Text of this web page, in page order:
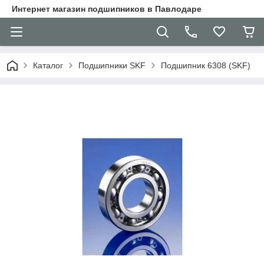
Интернет магазин подшипников в Павлодаре
Каталог Подшипники SKF Подшипник 6308 (SKF)